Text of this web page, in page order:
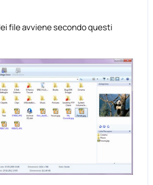
file avviene secondo questi